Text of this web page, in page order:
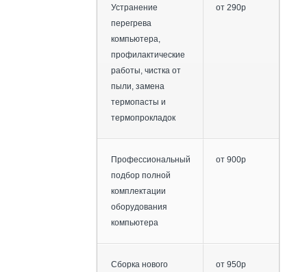
Устранение
перегрева
компьютера,
профилактические
работы, чистка от
пыли, замена
термопасты и
термопрокладок
от 290р
Профессиональный
подбор полной
комплектации
оборудования
компьютера
от 900р
Сборка нового
от 950р